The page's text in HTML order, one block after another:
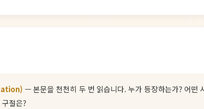
— 본문을 천천히 두 번 읽습니다. 누가 등장하는가? 어떤
절은?